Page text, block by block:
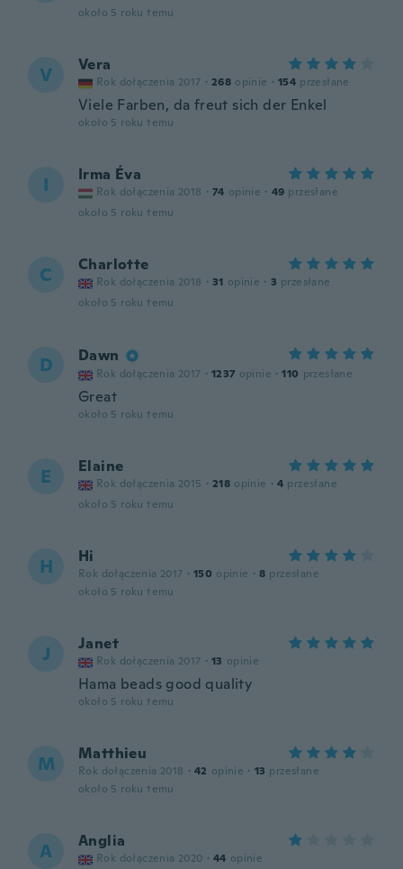
około 5 roku temu
V Vera
Rok dołączenia 2017 · 268 opinie · 154 przesłane
Viele Farben, da freut sich der Enkel
około 5 roku temu
I Irma Éva
Rok dołączenia 2018 · 74 opinie · 49 przesłane
około 5 roku temu
C Charlotte
Rok dołączenia 2018 · 31 opinie · 3 przesłane
około 5 roku temu
D Dawn
Rok dołączenia 2017 · 1237 opinie · 110 przesłane
Great
około 5 roku temu
E Elaine
Rok dołączenia 2015 · 218 opinie · 4 przesłane
około 5 roku temu
H Hi
Rok dołączenia 2017 · 150 opinie · 8 przesłane
około 5 roku temu
J Janet
Rok dołączenia 2017 · 13 opinie
Hama beads good quality
około 5 roku temu
M Matthieu
Rok dołączenia 2018 · 42 opinie · 13 przesłane
około 5 roku temu
A Anglia
Rok dołączenia 2020 · 44 opinie